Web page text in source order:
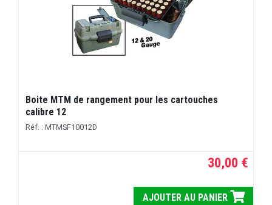
Boite MTM de rangement pour les cartouches
calibre 12
Réf. : MTMSF10012D
30,00 €
AJOUTER AU PANIER